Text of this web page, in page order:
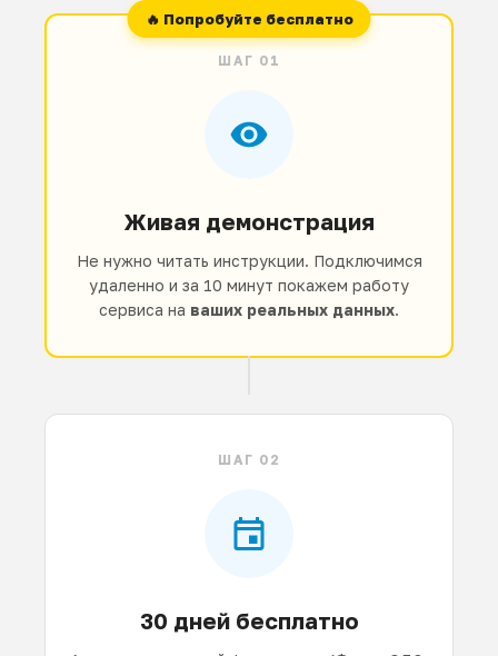
ШАГ 01
Живая демонстрация
Не нужно читать инструкции. Подключимся
удаленно и за 10 минут покажем работу
сервиса на ваших реальных данных.
ШАГ 02
30 дней бесплатно